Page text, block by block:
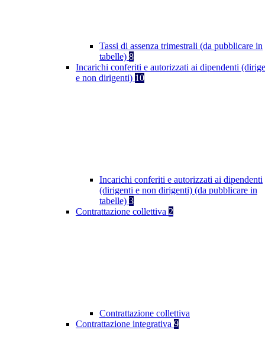
Tassi di assenza trimestrali (da pubblicare in
tabelle) 8
Incarichi conferiti e autorizzati ai dipendenti
e non dirigenti) 10
Incarichi conferiti e autorizzati ai dipendenti
(dirigenti e non dirigenti) (da pubblicare in
tabelle) 3
Contrattazione collettiva 2
Contrattazione collettiva
Contrattazione integrativa 9